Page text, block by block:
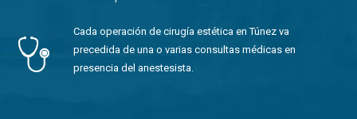
Cada operación de cirugía estética en Túnez va
precedida de una o varias consultas médicas en
presencia del anestesista.